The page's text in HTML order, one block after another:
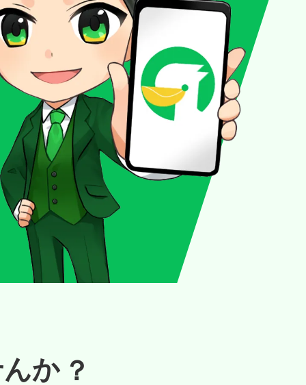
か
一定の間隔で自動メッセージ配信ができます
メッセージ配信以外のアクションも設定可能
ップ配信を利用すると、事前に準備しておいたメッ
ジを決められた順番・一定の間隔で配信することが
ます。配信の開始は友だち追加時以外にも商品購入
ボタンタップ時などさまざまなトリガーを設定する
ができます。
あいさつメッセージ
予約時の事前決済も対応
や料理教室やパソコンスクールなどあらかじめ決ま
時間枠の予約を管理できます。
前後のリマインドメッセージも送信可能です。予約
事前決済にも対応しています。
完結
にも対応
設定した間隔で継続して料
ることもでき、分割払いと
様々な属性の組合せで顧客を分析
より精度の高いデータ分析が可能
ちの2つ以上の情報を組合せてデータ分析を行う機
す。
ば「年齢」と「URLクリック率」という2つのデー
かけ合わせれば、どの年代が反応率が高いのかを知
とができ、よりターゲットに刺さる情報発信を行う
出来ます。
URL分析
スマホやPCから通知受け取り
予約や決済など細かな動きも見逃さない
アプリ・パソコン・Chatworkから通知を受け取る
ができます。
ャット以外にも友だち追加時や予約受付時など
なトリガーで予約の受け取りが可能です。